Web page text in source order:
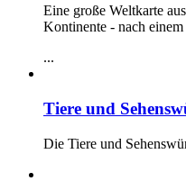
Eine große Weltkarte
Kontinente - nach einem
...
Tiere und
Die Tiere und